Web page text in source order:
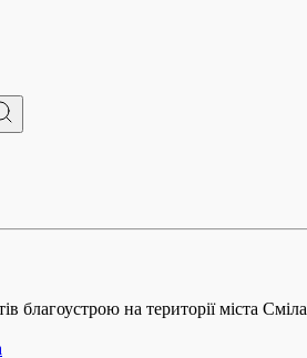
благоустрою на території міста Сміла